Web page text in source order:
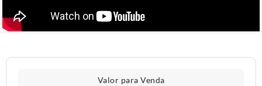
Valor para Venda